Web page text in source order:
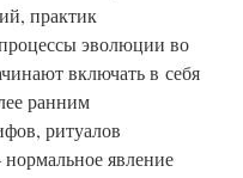
практик
эволюции во
включать в себя
ранним
ритуалов
явление